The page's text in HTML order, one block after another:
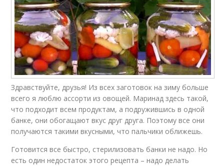
Здравствуйте, друзья! Из всех заготовок на зиму больше
всего я люблю ассорти из овощей. Маринад здесь такой,
что подходит всем продуктам, а подружившись в одной
банке, они обогащают вкус друг друга. Поэтому все они
получаются такими вкусными, что пальчики оближешь.
Готовится все быстро, стерилизовать банки не надо. Но
есть один недостаток этого рецепта – надо делать